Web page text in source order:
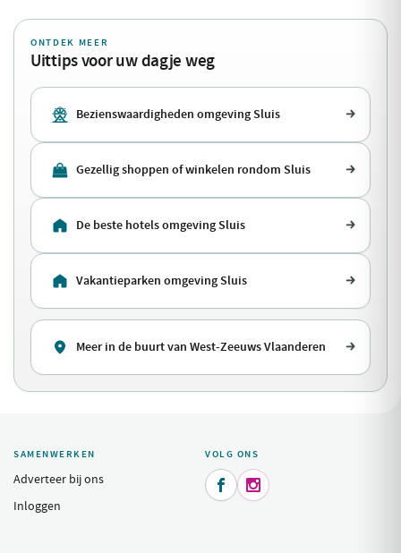
ONTDEK MEER
Uittips voor uw dagje weg
Bezienswaardigheden omgeving Sluis
Gezellig shoppen of winkelen rondom Sluis
De beste hotels omgeving Sluis
Vakantieparken omgeving Sluis
Meer in de buurt van West-Zeeuws Vlaanderen
SAMENWERKEN
Adverteer bij ons
Inloggen
VOLG ONS
 